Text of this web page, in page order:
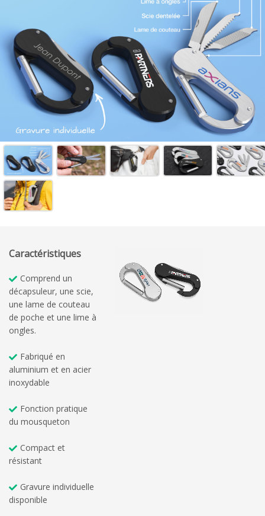
Caractéristiques
Comprend un
décapsuleur, une scie,
une lame de couteau
de poche et une lime à
ongles.
Fabriqué en
aluminium et en acier
inoxydable
Fonction pratique
du mousqueton
Compact et
résistant
Gravure individuelle
disponible